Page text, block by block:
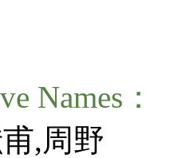
Names：
,周野